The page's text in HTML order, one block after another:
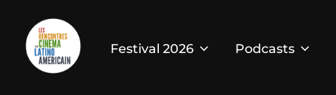
Festival 2026 Podcasts